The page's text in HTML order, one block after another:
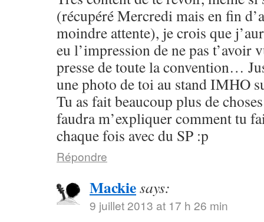
(récupéré Mercredi mais en fin
moindre attente), je crois que
eu l’impression de ne pas t’avoir
presse de toute la convention…
une photo de toi au stand IMHO
Tu as fait beaucoup plus de
faudra m’expliquer comment tu
chaque fois avec du SP :p
Répondre
Mackiesays:
9 juillet 2013 at 17 h 26 min